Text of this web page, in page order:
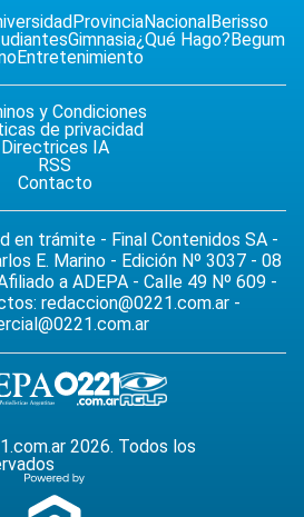
ProvinciaNacional Berisso
Gimnasia¿Qué Hago? Begum
Entretenimiento
y Condiciones
de privacidad
Directrices IA
RSS
Contacto
en trámite - Final Contenidos SA -
E. Marino - Edición Nº 3037 - 08
a ADEPA - Calle 49 Nº 609 -
redaccion@0221.com.ar -
2026. Todos los